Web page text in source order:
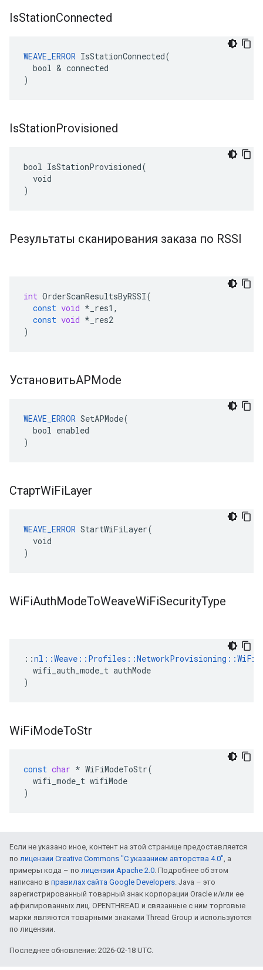
IsStationConnected
WEAVE_ERROR IsStationConnected(
  bool & connected
)
IsStationProvisioned
bool IsStationProvisioned(
  void
)
Результаты сканирования заказа по RSSI
int OrderScanResultsByRSSI(
const void * _res1 ,
const void * _res2
)
УстановитьAPMode
WEAVE_ERROR SetAPMode(
  bool enabled
)
СтартWiFiLayer
WEAVE_ERROR StartWiFiLayer(
  void
)
WiFiAuthModeToWeaveWiFiSecurityType
::
  wifi_auth_mode_t authMode
)
WiFiModeToStr
const char * WiFiModeToStr(
wifi_mode_t wifiMode
)
Если не указано иное, контент на этой странице предоставляется
по лицензии Creative Commons "С указанием авторства 4.0", а
примеры кода – по лицензии Apache 2.0. Подробнее об этом
написано в правилах сайта Google Developers. Java – это
зарегистрированный товарный знак корпорации Oracle и/или ее
аффилированных лиц. OPENTHREAD и связанные с ним торговые
марки являются товарными знаками Thread Group и используются
по лицензии.
Последнее обновление: 2026-02-18 UTC.